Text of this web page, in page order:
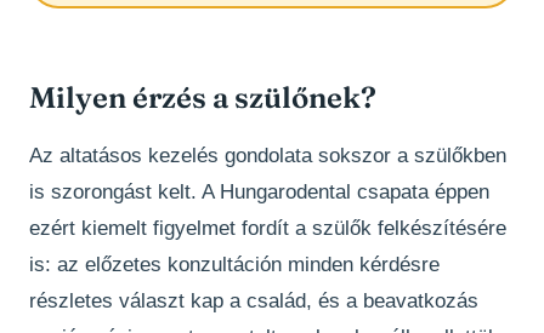
Milyen érzés a szülőnek?
Az altatásos kezelés gondolata sokszor a szülőkben
is szorongást kelt. A Hungarodental csapata éppen
ezért kiemelt figyelmet fordít a szülők felkészítésére
is: az előzetes konzultáción minden kérdésre
részletes választ kap a család, és a beavatkozás